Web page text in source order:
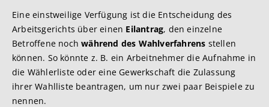
Eine einstweilige Verfügung ist die Entscheidung des
Arbeitsgerichts über einen Eilantrag, den einzelne
Betroffene nochwährend des Wahlverfahrens stellen
können. So könnte z. B. ein Arbeitnehmer die Aufnahme in
die Wählerliste oder eine Gewerkschaft die Zulassung
ihrer Wahlliste beantragen, um nur zwei paar Beispiele zu
nennen.